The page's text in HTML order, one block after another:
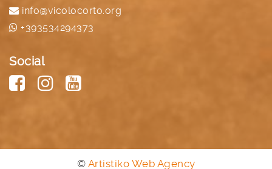
info@vicolocorto.org
+393534294373
Social
© Artistiko Web Agency